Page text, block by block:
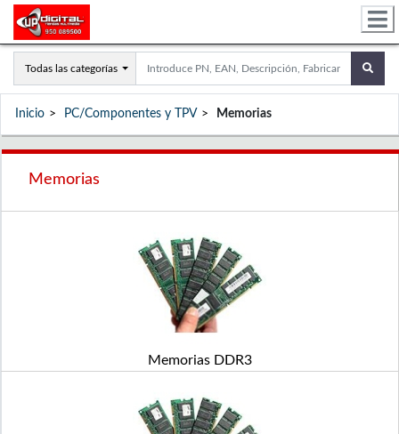
Todas las categorías
Inicio PC/Componentes y TPV Memorias
Memorias
Memorias DDR3